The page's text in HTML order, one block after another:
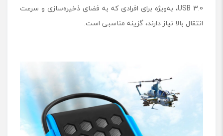
USB 3.0، به‌ویژه برای افرادی که به فضای ذخیره‌سازی و سرعت
انتقال بالا نیاز دارند، گزینه مناسبی است.